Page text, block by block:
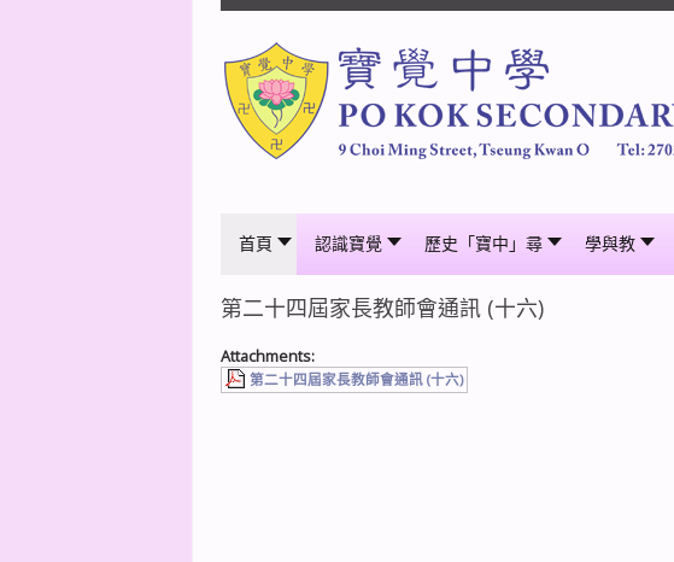
首頁 認識寶覺 歷史「寶中」尋 學與教
第二十四屆家長教師會通訊 (十六)
Attachments:
第二十四屆家長教師會通訊 (十六)